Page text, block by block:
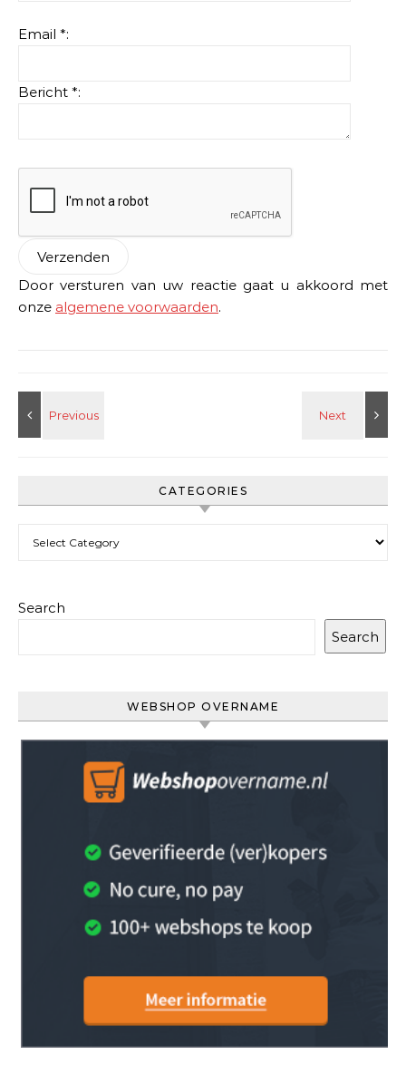
Email *:
Bericht *:
Door versturen van uw reactie gaat u akkoord met
onze algemene voorwaarden.
CATEGORIES
Search
Search
WEBSHOP OVERNAME